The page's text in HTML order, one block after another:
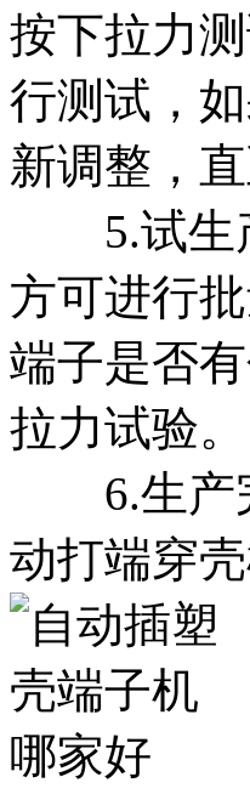
按下拉力
行测试，
新调整，
5.试生产
方可进行
端子是否
拉力试验。
6.生产完
动打端穿